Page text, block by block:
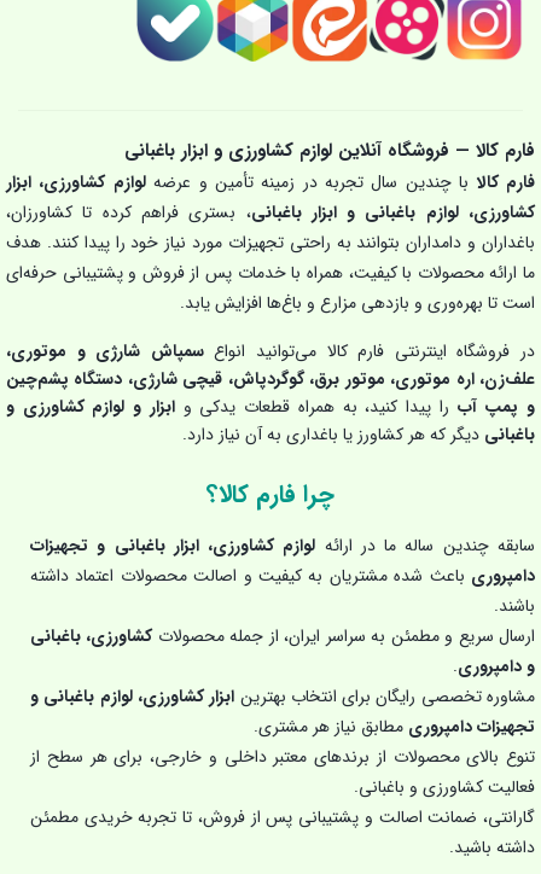
فارم کالا — فروشگاه آنلاین لوازم کشاورزی و ابزار باغبانی
فارم کالا با چندین سال تجربه در زمینه تأمین و عرضهلوازم کشاورزی، ابزار
کشاورزی، لوازم باغبانی و ابزار باغبانی، بستری فراهم کرده تا کشاورزان،
باغداران و دامداران بتوانند به راحتی تجهیزات مورد نیاز خود را پیدا کنند. هدف
ما ارائه محصولات با کیفیت، همراه با خدمات پس از فروش و پشتیبانی حرفه‌ای
است تا بهره‌وری و بازدهی مزارع و باغ‌ها افزایش یابد.
در فروشگاه اینترنتی فارم کالا می‌توانید انواعسمپاش شارژی و موتوری،
علف‌زن، اره موتوری، موتور برق، گوگردپاش، قیچی شارژی، دستگاه پشم‌چین
و پمپ آب را پیدا کنید، به همراه قطعات یدکی وابزار و لوازم کشاورزی و
باغبانی دیگر که هر کشاورز یا باغداری به آن نیاز دارد.
چرا فارم کالا؟
سابقه چندین ساله ما در ارائه لوازم کشاورزی، ابزار باغبانی و تجهیزات
دامپروری باعث شده مشتریان به کیفیت و اصالت محصولات اعتماد داشته
باشند.
ارسال سریع و مطمئن به سراسر ایران، از جمله محصولاتکشاورزی، باغبانی
و دامپروری.
مشاوره تخصصی رایگان برای انتخاب بهترین ابزار کشاورزی، لوازم باغبانی و
تجهیزات دامپروری مطابق نیاز هر مشتری.
تنوع بالای محصولات از برندهای معتبر داخلی و خارجی، برای هر سطح از
فعالیت کشاورزی و باغبانی.
گارانتی، ضمانت اصالت و پشتیبانی پس از فروش، تا تجربه خریدی مطمئن
داشته باشید.